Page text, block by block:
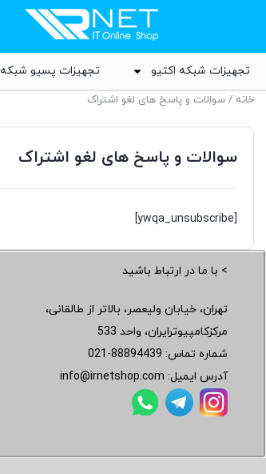
تجهیزات شبکه اکتیو تجهیزات پسیو شبکه
خانه / سوالات و پاسخ های لغو اشتراک
سوالات و پاسخ های لغو اشتراک
[ywqa_unsubscribe]
> با ما در ارتباط باشید
تهران، خیابان ولیعصر، بالاتر از طالقانی،
مرکزکامپیوترایران، واحد 533
شماره تماس: 021-88894439
آدرس ایمیل: info@irnetshop.com